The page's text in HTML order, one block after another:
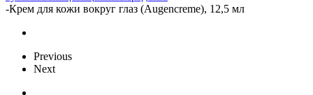
-Крем для кожи вокруг глаз (Augencreme), 12,5 мл
Previous
Next